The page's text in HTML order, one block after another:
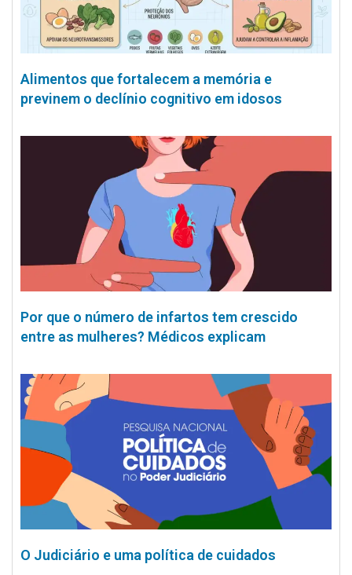
Alimentos que fortalecem a memória e
previnem o declínio cognitivo em idosos
Por que o número de infartos tem crescido
entre as mulheres? Médicos explicam
O Judiciário e uma política de cuidados